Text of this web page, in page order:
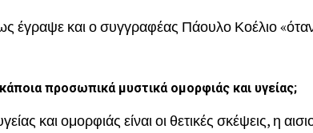
έγραψε και ο συγγραφέας Πάουλο Κοέλιο
προσωπικά μυστικά ομορφιάς και υγείας;
και ομορφιάς είναι οι θετικές σκέψεις, η